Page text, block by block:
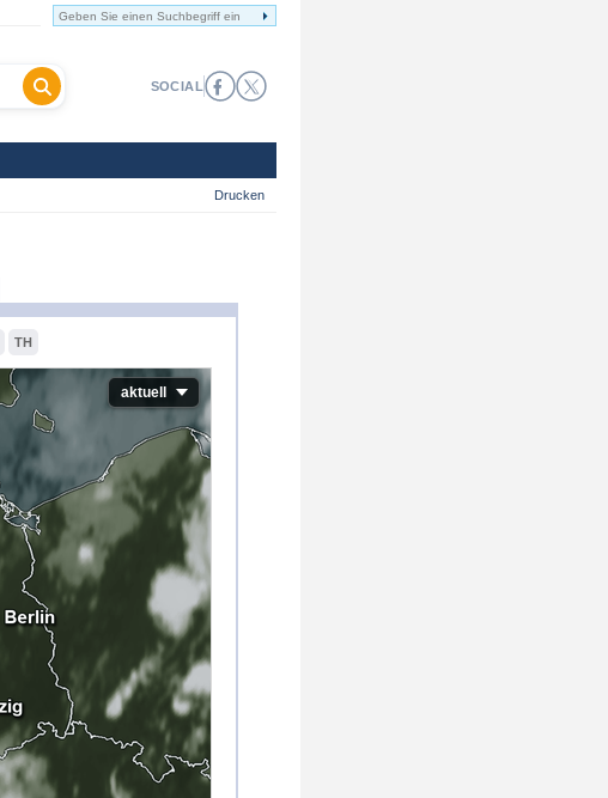
SOCIAL
Drucken
TH